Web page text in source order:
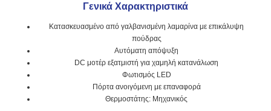
Γενικά Χαρακτηριστικά
Κατασκευασμένο από γαλβανισμένη λαμαρίνα με επικάλυψη
πούδρας
Αυτόματη απόψυξη
DC μοτέρ εξατμιστή για χαμηλή κατανάλωση
Φωτισμός LED
Πόρτα ανοιγόμενη με επαναφορά
Θερμοστάτης: Μηχανικός